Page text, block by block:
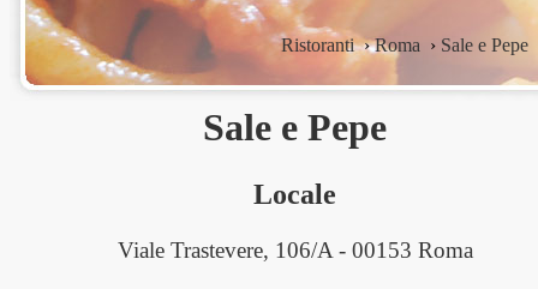
Ristoranti ›Roma › Sale e Pepe
Sale e Pepe
Locale
Viale Trastevere, 106/A - 00153 Roma